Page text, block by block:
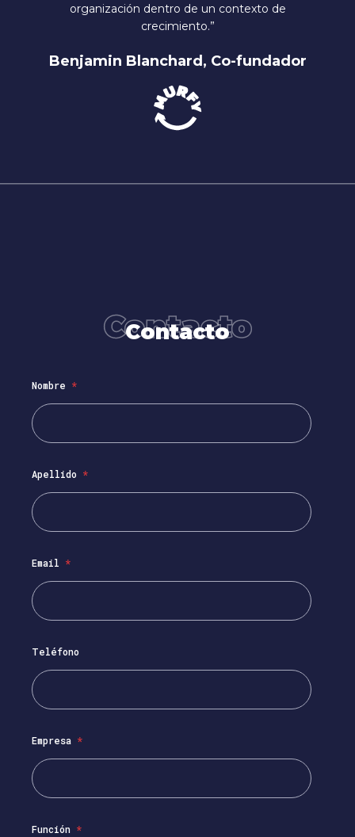
organización dentro de un contexto de
crecimiento.”
Benjamin Blanchard, Co-fundador
Contacto
Contacto
Nombre *
Apellido *
Email *
Teléfono
Empresa *
Función *